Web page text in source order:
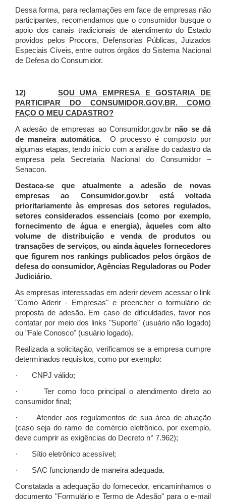
Dessa forma, para reclamações em face de empresas não
participantes, recomendamos que o consumidor busque o
apoio dos canais tradicionais de atendimento do Estado
providos pelos Procons, Defensorias Públicas, Juizados
Especiais Cíveis, entre outros órgãos do Sistema Nacional
de Defesa do Consumidor.
12) SOU UMA EMPRESA E GOSTARIA DE
PARTICIPAR DO CONSUMIDOR.GOV.BR. COMO
FAÇO O MEU CADASTRO?
A adesão de empresas ao Consumidor.gov.br não se dá
de maneira automática. O processo é composto por
algumas etapas, tendo início com a análise do cadastro da
empresa pela Secretaria Nacional do Consumidor –
Senacon.
Destaca-se que atualmente a adesão de novas
empresas ao Consumidor.gov.br está voltada
prioritariamente às empresas dos setores regulados,
setores considerados essenciais (como por exemplo,
fornecimento de água e energia), àqueles com alto
volume de distribuição e venda de produtos ou
transações de serviços, ou ainda àqueles fornecedores
que figurem nos rankings publicados pelos órgãos de
defesa do consumidor, Agências Reguladoras ou Poder
Judiciário.
As empresas interessadas em aderir devem acessar o link
"Como Aderir - Empresas" e preencher o formulário de
proposta de adesão. Em caso de dificuldades, favor nos
contatar por meio dos links "Suporte" (usuário não logado)
ou "Fale Conosco" (usuário logado).
Realizada a solicitação, verificamos se a empresa cumpre
determinados requisitos, como por exemplo:
· CNPJ válido;
· Ter como foco principal o atendimento direto ao
consumidor final;
· Atender aos regulamentos de sua área de atuação
(caso seja do ramo de comércio eletrônico, por exemplo,
deve cumprir as exigências do Decreto n° 7.962);
· Sítio eletrônico acessível;
· SAC funcionando de maneira adequada.
Constatada a adequação do fornecedor, encaminhamos o
documento "Formulário e Termo de Adesão" para o e-mail